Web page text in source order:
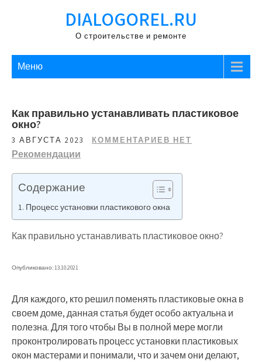
DIALOGOREL.RU
О строительстве и ремонте
Меню
Как правильно устанавливать пластиковое
окно?
3 АВГУСТА 2023 КОММЕНТАРИЕВ НЕТ
Рекомендации
Содержание
Процесс установки пластикового окна
Как правильно устанавливать пластиковое окно?
Опубликовано: 13.10.2021
Для каждого, кто решил поменять пластиковые окна в
своем доме, данная статья будет особо актуальна и
полезна. Для того чтобы Вы в полной мере могли
проконтролировать процесс установки пластиковых
окон мастерами и понимали, что и зачем они делают,